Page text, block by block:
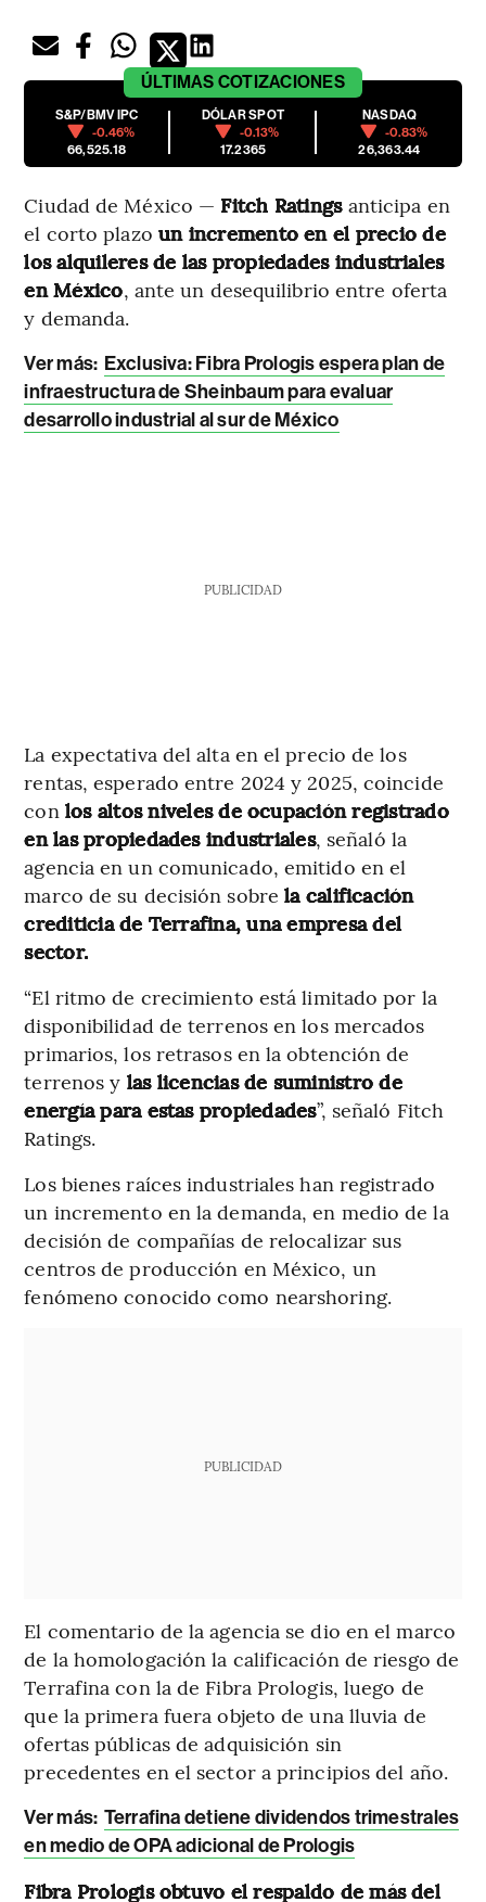
ÚLTIMAS COTIZACIONES
S&P/BMV IPC
-0.46%
66,525.18
DÓLAR SPOT
-0.13%
17.2365
NASDAQ
-0.83%
26,363.44
Ciudad de México — Fitch Ratings anticipa en
el corto plazo un incremento en el precio de
los alquileres de las propiedades industriales
en México, ante un desequilibrio entre oferta
y demanda.
Ver más: Exclusiva: Fibra Prologis espera plan de
infraestructura de Sheinbaum para evaluar
desarrollo industrial al sur de México
PUBLICIDAD
La expectativa del alta en el precio de los
rentas, esperado entre 2024 y 2025, coincide
con los altos niveles de ocupación registrado
en las propiedades industriales, señaló la
agencia en un comunicado, emitido en el
marco de su decisión sobrela calificación
crediticia de Terrafina, una empresa del
sector.
“El ritmo de crecimiento está limitado por la
disponibilidad de terrenos en los mercados
primarios, los retrasos en la obtención de
terrenos y las licencias de suministro de
energía para estas propiedades”, señaló Fitch
Ratings.
Los bienes raíces industriales han registrado
un incremento en la demanda, en medio de la
decisión de compañías de relocalizar sus
centros de producción en México, un
fenómeno conocido como nearshoring.
PUBLICIDAD
El comentario de la agencia se dio en el marco
de la homologación la calificación de riesgo de
Terrafina con la de Fibra Prologis, luego de
que la primera fuera objeto de una lluvia de
ofertas públicas de adquisición sin
precedentes en el sector a principios del año.
Ver más: Terrafina detiene dividendos trimestrales
en medio de OPA adicional de Prologis
Fibra Prologis obtuvo el respaldo de más del